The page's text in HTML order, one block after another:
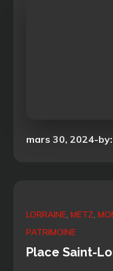
Posted
mars 30, 2024 by:
LORRAINE METZ
PATRIMOINE
Place Saint-